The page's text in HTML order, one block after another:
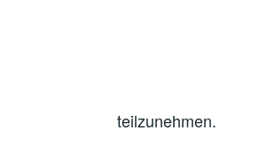
teilzunehmen.